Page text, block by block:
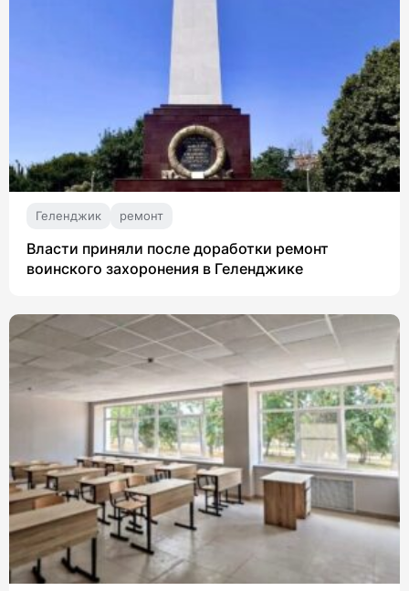
Геленджик ремонт
Власти приняли после доработки ремонт
воинского захоронения в Геленджике